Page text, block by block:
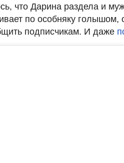
что Дарина раздела и
по особняку голышом,
подписчикам. И даже